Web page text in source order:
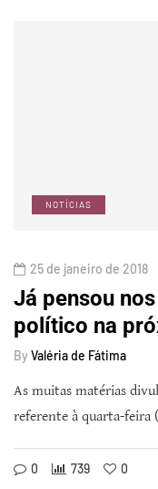
NOTÍCIAS
25 de janeiro de 2018
Já pensou
político na
By Valéria de Fátima
As muitas matérias
referente à quarta-feira
0 739 0